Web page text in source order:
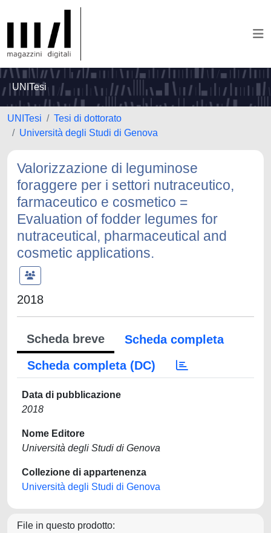
UNITesi
UNITesi
Tesi di dottorato
Università degli Studi di Genova
Valorizzazione di leguminose
foraggere per i settori nutraceutico,
farmaceutico e cosmetico =
Evaluation of fodder legumes for
nutraceutical, pharmaceutical and
cosmetic applications.
2018
Scheda breve
Scheda completa
Scheda completa (DC)
Data di pubblicazione
2018
Nome Editore
Università degli Studi di Genova
Collezione di appartenenza
Università degli Studi di Genova
File in questo prodotto: